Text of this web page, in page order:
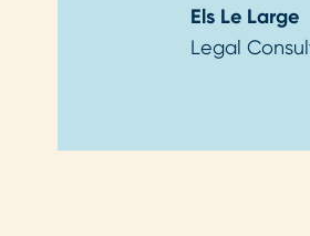
Els Le Large
Legal